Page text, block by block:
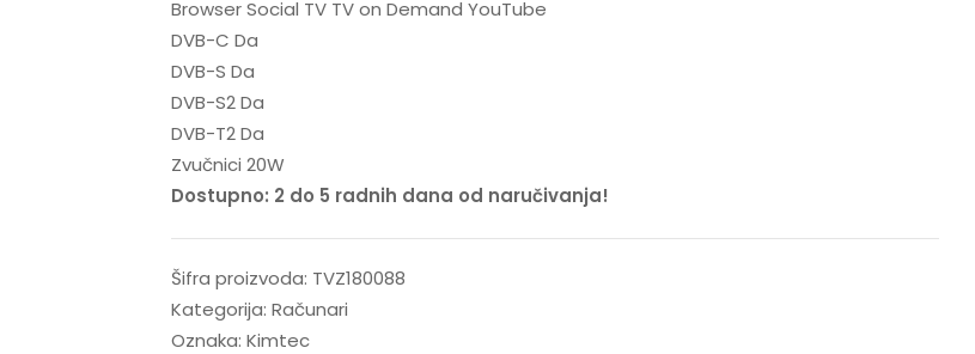
Browser Social TV TV on Demand YouTube
DVB-C Da
DVB-S Da
DVB-S2 Da
DVB-T2 Da
Zvučnici 20W
Dostupno: 2 do 5 radnih dana od naručivanja!
Šifra proizvoda: TVZ180088
Kategorija: Računari
Oznaka: Kimtec